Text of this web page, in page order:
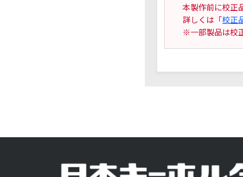
本製作前に校正
詳しくは「校正
※一部製品は校